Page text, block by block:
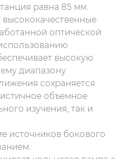
равна 85 мм.
оптической
высокую
диапазону
сохраняется
объемное
изучения, так и
источников бокового